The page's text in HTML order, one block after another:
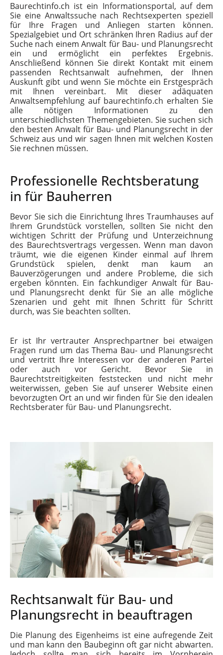
Baurechtinfo.ch ist ein Informationsportal, auf dem
Sie eine Anwaltssuche nach Rechtsexperten speziell
für Ihre Fragen und Anliegen starten können.
Spezialgebiet und Ort schränken Ihren Radius auf der
Suche nach einem Anwalt für Bau- und Planungsrecht
ein und ermöglicht ein perfektes Ergebnis.
Anschließend können Sie direkt Kontakt mit einem
passenden Rechtsanwalt aufnehmen, der Ihnen
Auskunft gibt und wenn Sie möchte ein Erstgespräch
mit Ihnen vereinbart. Mit dieser adäquaten
Anwaltsempfehlung auf baurechtinfo.ch erhalten Sie
alle nötigen Informationen zu den
unterschiedlichsten Themengebieten. Sie suchen sich
den besten Anwalt für Bau- und Planungsrecht in der
Schweiz aus und wir sagen Ihnen mit welchen Kosten
Sie rechnen müssen.
Professionelle Rechtsberatung
in für Bauherren
Bevor Sie sich die Einrichtung Ihres Traumhauses auf
Ihrem Grundstück vorstellen, sollten Sie nicht den
wichtigen Schritt der Prüfung und Unterzeichnung
des Baurechtsvertrags vergessen. Wenn man davon
träumt, wie die eigenen Kinder einmal auf Ihrem
Grundstück spielen, denkt man kaum an
Bauverzögerungen und andere Probleme, die sich
ergeben könnten. Ein fachkundiger Anwalt für Bau-
und Planungsrecht denkt für Sie an alle mögliche
Szenarien und geht mit Ihnen Schritt für Schritt
durch, was Sie beachten sollten.
Er ist Ihr vertrauter Ansprechpartner bei etwaigen
Fragen rund um das Thema Bau- und Planungsrecht
und vertritt Ihre Interessen vor der anderen Partei
oder auch vor Gericht. Bevor Sie in
Baurechtstreitigkeiten feststecken und nicht mehr
weiterwissen, geben Sie auf unserer Website einen
bevorzugten Ort an und wir finden für Sie den idealen
Rechtsberater für Bau- und Planungsrecht.
Rechtsanwalt für Bau- und
Planungsrecht in beauftragen
Die Planung des Eigenheims ist eine aufregende Zeit
und man kann den Baubeginn oft gar nicht abwarten.